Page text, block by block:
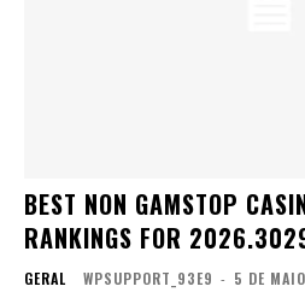
BEST NON GAMSTOP
RANKINGS FOR
GERAL WPSUPPORT_93E9 - 5 DE